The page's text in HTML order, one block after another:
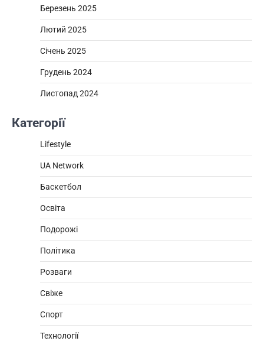
Березень 2025
Лютий 2025
Січень 2025
Грудень 2024
Листопад 2024
Категорії
Lifestyle
UA Network
Баскетбол
Освіта
Подорожі
Політика
Розваги
Свіже
Спорт
Технології